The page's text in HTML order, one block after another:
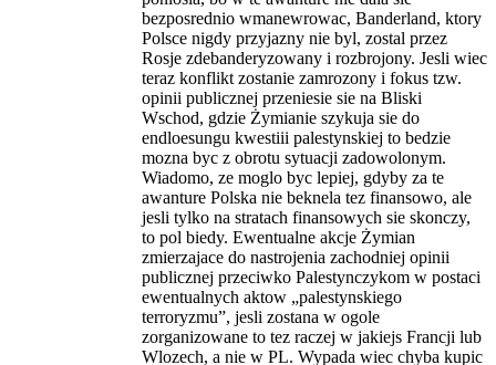
bezposrednio wmanewrowac, Banderland, ktory
Polsce nigdy przyjazny nie byl, zostal przez
Rosje zdebanderyzowany i rozbrojony. Jesli wiec
teraz konflikt zostanie zamrozony i fokus tzw.
opinii publicznej przeniesie sie na Bliski
Wschod, gdzie Żymianie szykuja sie do
endloesungu kwestiii palestynskiej to bedzie
mozna byc z obrotu sytuacji zadowolonym.
Wiadomo, ze moglo byc lepiej, gdyby za te
awanture Polska nie beknela tez finansowo, ale
jesli tylko na stratach finansowych sie skonczy,
to pol biedy. Ewentualne akcje Żymian
zmierzajace do nastrojenia zachodniej opinii
publicznej przeciwko Palestynczykom w postaci
ewentualnych aktow „palestynskiego
terroryzmu”, jesli zostana w ogole
zorganizowane to tez raczej w jakiejs Francji lub
Wlozech, a nie w PL. Wypada wiec chyba kupic